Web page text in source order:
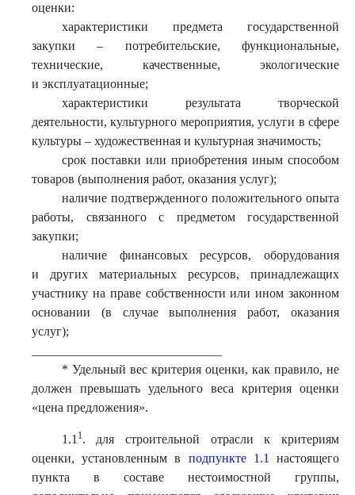
оценки:
характеристики предмета государственной
закупки – потребительские, функциональные,
технические, качественные, экологические
и эксплуатационные;
характеристики результата творческой
деятельности, культурного мероприятия, услуги в сфере
культуры – художественная и культурная значимость;
срок поставки или приобретения иным способом
товаров (выполнения работ, оказания услуг);
наличие подтвержденного положительного опыта
работы, связанного с предметом государственной
закупки;
наличие финансовых ресурсов, оборудования
и других материальных ресурсов, принадлежащих
участнику на праве собственности или ином законном
основании (в случае выполнения работ, оказания
услуг);
* Удельный вес критерия оценки, как правило, не
должен превышать удельного веса критерия оценки
«цена предложения».
1.1 1. для строительной отрасли к критериям
оценки, установленным в подпункте 1.1
настоящего
пункта в составе нестоимостной группы,